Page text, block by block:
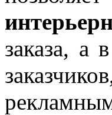
заказа, а